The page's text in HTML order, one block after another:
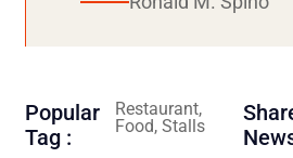
Popular
Tag :
Restaurant,
Food, Stalls